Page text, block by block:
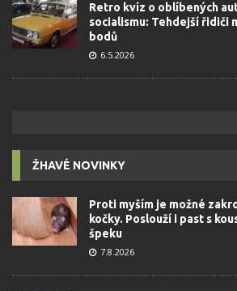
Retro kvíz o oblíbených
socialismu: Tehdejší řidiči
bodů
6.5.2026
ŽHAVÉ NOVINKY
Proti myším je možné
kočky. Poslouží i past s
špeku
7.8.2026